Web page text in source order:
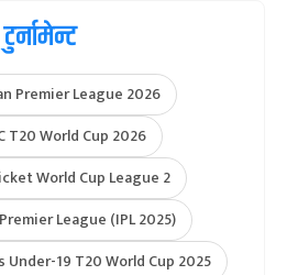
टुर्नामेन्ट
Premier League 2026
T20 World Cup 2026
World Cup League 2
League (IPL 2025)
Under-19 T20 World Cup 2025